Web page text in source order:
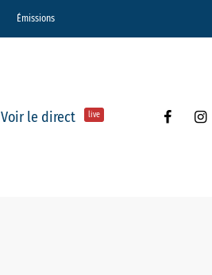
Émissions
Voir le direct live